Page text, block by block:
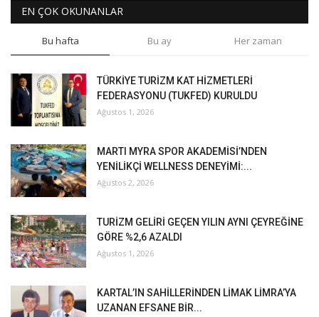
EN ÇOK OKUNANLAR
Bu hafta Bu ay Her zaman
TÜRKİYE TURİZM KAT HİZMETLERİ
FEDERASYONU (TUKFED) KURULDU
Ağustos 1, 2026
MARTI MYRA SPOR AKADEMİSİ’NDEN
YENİLİKÇİ WELLNESS DENEYİMİ:...
Ağustos 2, 2026
TURİZM GELİRİ GEÇEN YILIN AYNI ÇEYREĞİNE
GÖRE %2,6 AZALDI
Ağustos 1, 2026
KARTAL’IN SAHİLLERİNDEN LİMAK LİMRA’YA
UZANAN EFSANE BİR...